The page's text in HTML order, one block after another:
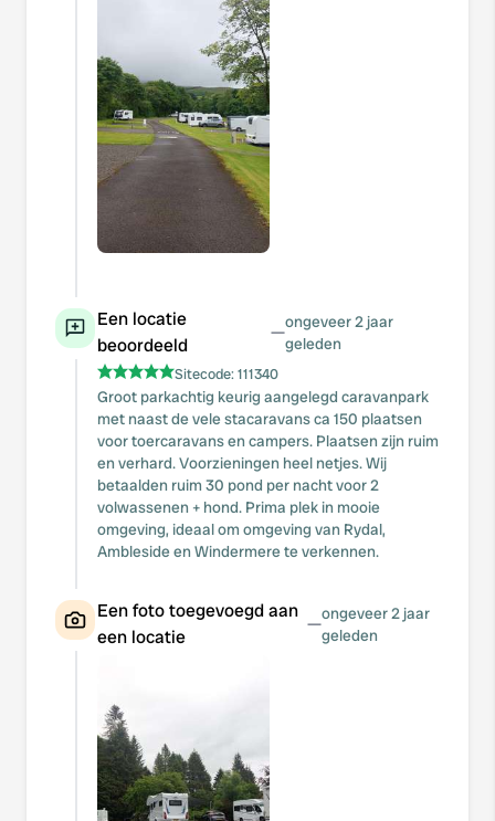
Een locatie
beoordeeld
—ongeveer 2 jaar
geleden
Sitecode:111340
Groot parkachtig keurig aangelegd caravanpark
met naast de vele stacaravans ca 150 plaatsen
voor toercaravans en campers. Plaatsen zijn ruim
en verhard. Voorzieningen heel netjes. Wij
betaalden ruim 30 pond per nacht voor 2
volwassenen + hond. Prima plek in mooie
omgeving, ideaal om omgeving van Rydal,
Ambleside en Windermere te verkennen.
Een foto toegevoegd aan
een locatie
—ongeveer 2 jaar
geleden